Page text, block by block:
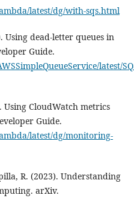
latest/dg/with-sqs.html
Using dead-letter queues in
Guide.
latest/
Using CloudWatch metrics
Guide.
latest/dg/monitoring-
R. (2023). Understanding
arXiv.